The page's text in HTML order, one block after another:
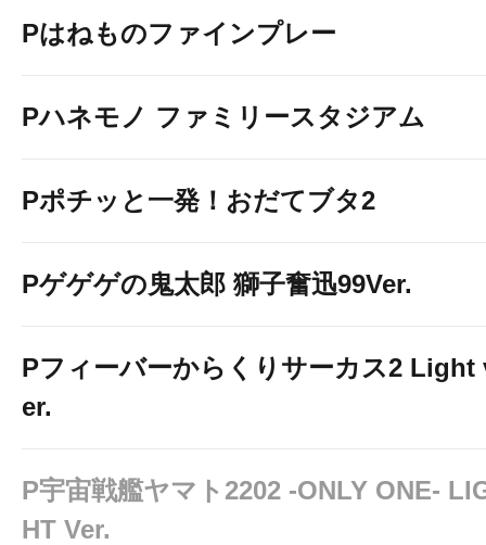
Pはねものファインプレー
Pハネモノ ファミリースタジアム
Pポチッと一発！おだてブタ2
Pゲゲゲの鬼太郎 獅子奮迅99Ver.
Pフィーバーからくりサーカス2 Light
er.
P宇宙戦艦ヤマト2202 -ONLY ONE-
HT Ver.